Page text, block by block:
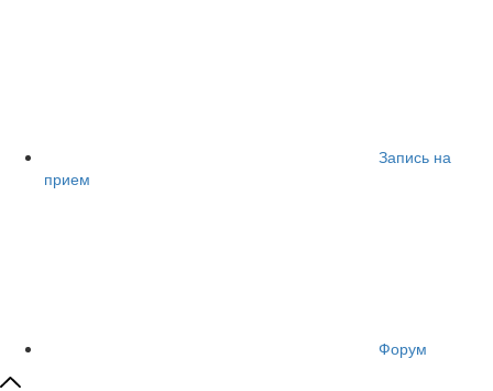
Запись на
прием
Форум